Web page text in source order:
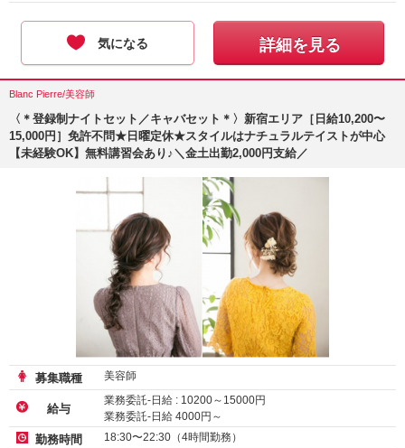
気になる 詳細を見る
Blanc Pierre/美容師
〈＊登録制ナイトセット／キャバセット＊〉新宿エリア［日給10,200〜
15,000円］免許不問★日曜定休★スタイルはナチュラルテイストが中心
【未経験OK】無料講習会あり♪＼金土出勤2,000円支給／
募集職種 美容師
給与
業務委託-日給 : 10200～ 15000円
業務委託-日給 4000円～
勤務時間 18:30〜22:30（4時間勤務）